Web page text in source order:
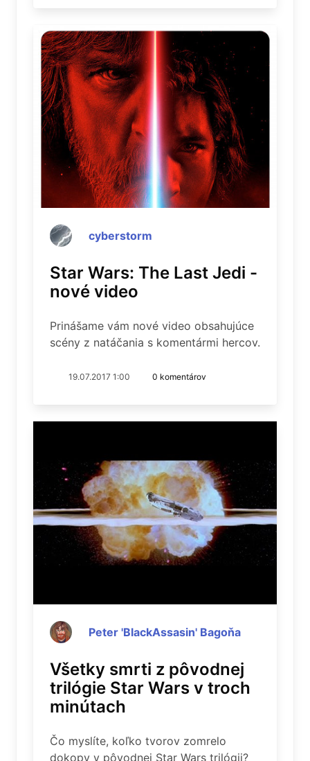
cyberstorm
Star Wars: The Last Jedi -
nové video
Prinášame vám nové video obsahujúce
scény z natáčania s komentármi hercov.
19.07.2017 1:00 0 komentárov
Peter 'BlackAssasin' Bagoňa
Všetky smrti z pôvodnej
trilógie Star Wars v troch
minútach
Čo myslíte, koľko tvorov zomrelo
dokopy v pôvodnej Star Wars trilógii?